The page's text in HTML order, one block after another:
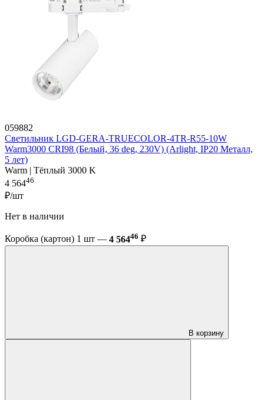
059882
Светильник LGD-GERA-TRUECOLOR-4TR-R55-10W
Warm3000 CRI98 (Белый, 36 deg, 230V) (Arlight, IP20 Металл,
5 лет)
Warm | Тёплый 3000 K
4 56446
₽/шт
Нет в наличии
Коробка (картон) 1 шт — 4 56446 ₽
В корзину